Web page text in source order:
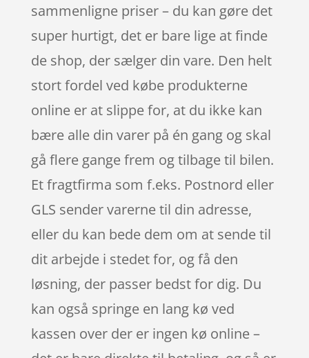
sammenligne priser – du kan gøre det
super hurtigt, det er bare lige at finde
de shop, der sælger din vare. Den helt
stort fordel ved købe produkterne
online er at slippe for, at du ikke kan
bære alle din varer på én gang og skal
gå flere gange frem og tilbage til bilen.
Et fragtfirma som f.eks. Postnord eller
GLS sender varerne til din adresse,
eller du kan bede dem om at sende til
dit arbejde i stedet for, og få den
løsning, der passer bedst for dig. Du
kan også springe en lang kø ved
kassen over der er ingen kø online –